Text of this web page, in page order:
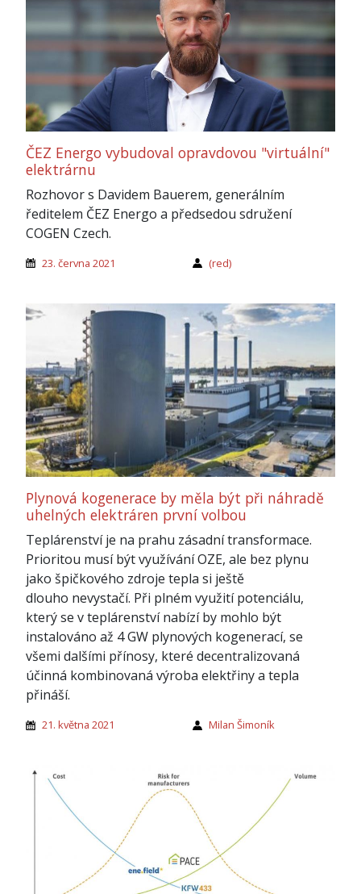
ČEZ Energo vybudoval opravdovou "virtuální"
elektrárnu
Rozhovor s Davidem Bauerem, generálním
ředitelem ČEZ Energo a předsedou sdružení
COGEN Czech.
23. června 2021 (red)
Plynová kogenerace by měla být při náhradě
uhelných elektráren první volbou
Teplárenství je na prahu zásadní transformace.
Prioritou musí být využívání OZE, ale bez plynu
jako špičkového zdroje tepla si ještě
dlouho nevystačí. Při plném využití potenciálu,
který se v teplárenství nabízí by mohlo být
instalováno až 4 GW plynových kogenerací, se
všemi dalšími přínosy, které decentralizovaná
účinná kombinovaná výroba elektřiny a tepla
přináší.
21. května 2021 Milan Šimoník